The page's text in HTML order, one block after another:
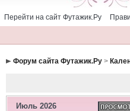
Перейти на сайт Футажик.Ру
Форум сайта Футажик.Ру>
Июль 2026